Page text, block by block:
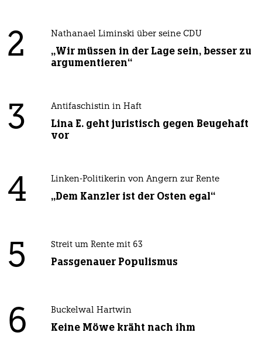
2 Nathanael Liminski über seine CDU
„Wir müssen in der Lage sein, besser zu
argumentieren“
3 Antifaschistin in Haft
Lina E. geht juristisch gegen Beugehaft
vor
4 Linken-Politikerin von Angern zur Rente
„Dem Kanzler ist der Osten egal“
5 Streit um Rente mit 63
Passgenauer Populismus
6 Buckelwal Hartwin
Keine Möwe kräht nach ihm